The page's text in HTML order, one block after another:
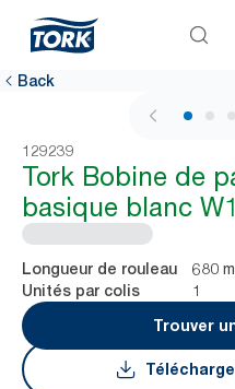
Back
129239
Tork Bobine de
basique blanc W1
Longueur de rouleau 680
Unités par colis
1
Trouver